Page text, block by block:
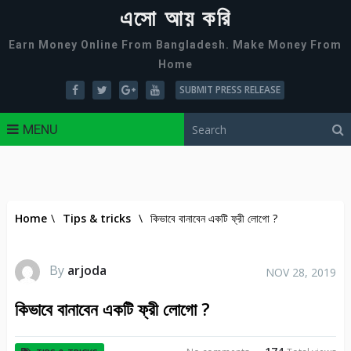
এসো আয় করি
Earn Money Online From Bangladesh. Make Money From
Home
SUBMIT PRESS RELEASE
MENU
Home \ Tips & tricks \ কিভাবে বানাবেন একটি ফ্রী লোগো ?
By arjoda NOV 28, 2019
কিভাবে বানাবেন একটি ফ্রী লোগো ?